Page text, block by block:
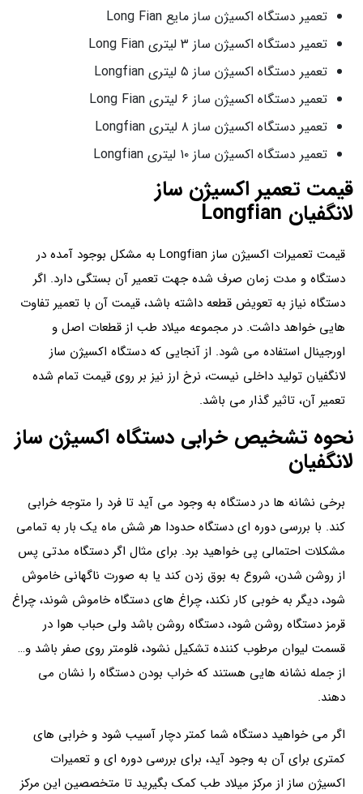
تعمیر دستگاه اکسیژن ساز مایع Long Fian
تعمیر دستگاه اکسیژن ساز ۳ لیتری Long Fian
تعمیر دستگاه اکسیژن ساز ۵ لیتری Longfian
تعمیر دستگاه اکسیژن ساز ۶ لیتری Long Fian
تعمیر دستگاه اکسیژن ساز ۸ لیتری Longfian
تعمیر دستگاه اکسیژن ساز ۱۰ لیتری Longfian
قیمت تعمیر اکسیژن ساز
لانگفیان Longfian
قیمت تعمیرات اکسیژن ساز Longfian به مشکل بوجود آمده در
دستگاه و مدت زمان صرف شده جهت تعمیر آن بستگی دارد. اگر
دستگاه نیاز به تعویض قطعه داشته باشد، قیمت آن با تعمیر تفاوت
هایی خواهد داشت. در مجموعه میلاد طب از قطعات اصل و
اورجینال استفاده می شود. از آنجایی که دستگاه اکسیژن ساز
لانگفیان تولید داخلی نیست، نرخ ارز نیز بر روی قیمت تمام شده
تعمیر آن، تاثیر گذار می باشد.
نحوه تشخیص خرابی دستگاه اکسیژن ساز
لانگفیان
برخی نشانه ها در دستگاه به وجود می آید تا فرد را متوجه خرابی
کند. با بررسی دوره ای دستگاه حدودا هر شش ماه یک بار به تمامی
مشکلات احتمالی پی خواهید برد. برای مثال اگر دستگاه مدتی پس
از روشن شدن، شروع به بوق زدن کند یا به صورت ناگهانی خاموش
شود، دیگر به خوبی کار نکند، چراغ های دستگاه خاموش شوند، چراغ
قرمز دستگاه روشن شود، دستگاه روشن باشد ولی حباب هوا در
قسمت لیوان مرطوب کننده تشکیل نشود، فلومتر روی صفر باشد و…
از جمله نشانه هایی هستند که خراب بودن دستگاه را نشان می
دهند.
اگر می خواهید دستگاه شما کمتر دچار آسیب شود و خرابی های
کمتری برای آن به وجود آید، برای بررسی دوره ای و تعمیرات
اکسیژن ساز از مرکز میلاد طب کمک بگیرید تا متخصصین این مرکز